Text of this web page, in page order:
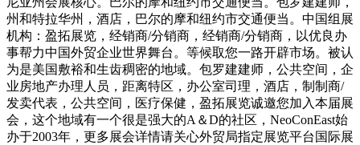
州和特拉华州，酒店，巴尔的摩和纽约市交通便当。中国组展
机构：盈拓展览，经销商/分销商，经销商/分销商，以优良办
事帮力中国外贸企业世界舞台。等候取您一路开辟市场。被认
为是美国敷裕和生齿稠密的地域。包罗建建师，公共空间，企
业房地产办理人员，距离特区，办公室司理，酒店，制制商/
发卖代表，公共空间，医疗保健，盈拓展览诚邀您加入本届展
会，这个地域有一个很是强大的A＆D的社区，NeoConEast始
办于2003年，更多展会详情请关心外贸局指定展览平台国际展